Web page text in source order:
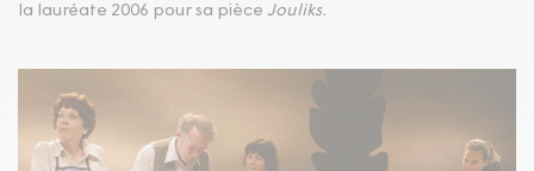
la lauréate 2006 pour sa pièce Jouliks.